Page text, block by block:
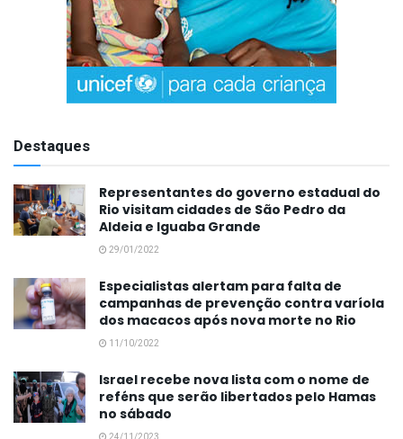
Destaques
Representantes do governo estadual do
Rio visitam cidades de São Pedro da
Aldeia e Iguaba Grande
29/01/2022
Especialistas alertam para falta de
campanhas de prevenção contra varíola
dos macacos após nova morte no Rio
11/10/2022
Israel recebe nova lista com o nome de
reféns que serão libertados pelo Hamas
no sábado